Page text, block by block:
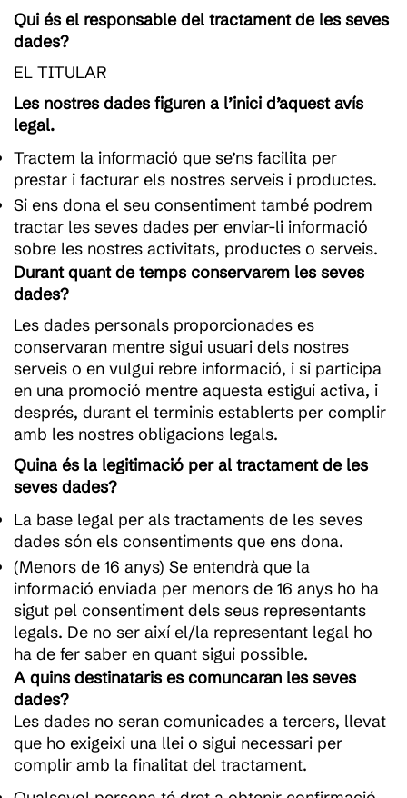
Qui és el responsable del tractament de les seves
dades?
EL TITULAR
Les nostres dades figuren a l’inici d’aquest avís
legal.
Tractem la informació que se’ns facilita per
prestar i facturar els nostres serveis i productes.
Si ens dona el seu consentiment també podrem
tractar les seves dades per enviar-li informació
sobre les nostres activitats, productes o serveis.
Durant quant de temps conservarem les seves
dades?
Les dades personals proporcionades es
conservaran mentre sigui usuari dels nostres
serveis o en vulgui rebre informació, i si participa
en una promoció mentre aquesta estigui activa, i
després, durant el terminis establerts per complir
amb les nostres obligacions legals.
Quina és la legitimació per al tractament de les
seves dades?
La base legal per als tractaments de les seves
dades són els consentiments que ens dona.
(Menors de 16 anys) Se entendrà que la
informació enviada per menors de 16 anys ho ha
sigut pel consentiment dels seus representants
legals. De no ser així el/la representant legal ho
ha de fer saber en quant sigui possible.
A quins destinataris es comuncaran les seves
dades?
Les dades no seran comunicades a tercers, llevat
que ho exigeixi una llei o sigui necessari per
complir amb la finalitat del tractament.